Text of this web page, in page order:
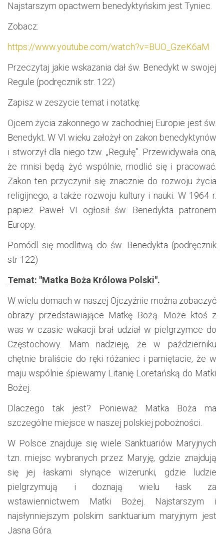
Najstarszym opactwem benedyktyńskim jest Tyniec.
Zobacz:
https://www.youtube.com/watch?v=BUO_GzeK6aM
Przeczytaj jakie wskazania dał św. Benedykt w swojej
Regule (podręcznik str. 122)
Zapisz w zeszycie temat i notatkę:
Ojcem życia zakonnego w zachodniej Europie jest św.
Benedykt. W VI wieku założył on zakon benedyktynów
i stworzył dla niego tzw. „Regułę”. Przewidywała ona,
że mnisi będą żyć wspólnie, modlić się i pracować.
Zakon ten przyczynił się znacznie do rozwoju życia
religijnego, a także rozwoju kultury i nauki. W 1964 r.
papież Paweł VI ogłosił św. Benedykta patronem
Europy.
Pomódl się modlitwą do św. Benedykta (podręcznik
str 122)
Temat: "Matka Boża Królowa Polski".
W wielu domach w naszej Ojczyźnie można zobaczyć
obrazy przedstawiające Matkę Bożą. Może ktoś z
was w czasie wakacji brał udział w pielgrzymce do
Częstochowy. Mam nadzieję, że w październiku
chętnie braliście do ręki różaniec i pamiętacie, że w
maju wspólnie śpiewamy Litanię Loretańską do Matki
Bożej.
Dlaczego tak jest? Ponieważ Matka Boża ma
szczególne miejsce w naszej polskiej pobożności.
W Polsce znajduje się wiele Sanktuariów Maryjnych
tzn. miejsc wybranych przez Maryję, gdzie znajdują
się jej łaskami słynące wizerunki, gdzie ludzie
pielgrzymują i doznają wielu łask za
wstawiennictwem Matki Bożej. Najstarszym i
najsłynniejszym polskim sanktuarium maryjnym jest
Jasna Góra.